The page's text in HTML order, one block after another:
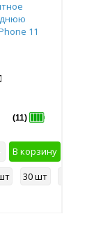
11
(11)
В корзину
30 шт